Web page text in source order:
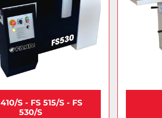
S - FS 515/S - FS
530/S